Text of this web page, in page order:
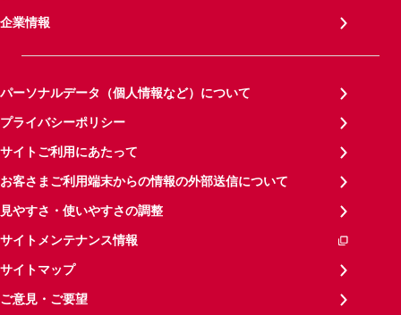
企業情報
パーソナルデータ（個人情報など）について
プライバシーポリシー
サイトご利用にあたって
お客さまご利用端末からの情報の外部送信について
見やすさ・使いやすさの調整
サイトメンテナンス情報
サイトマップ
ご意見・ご要望